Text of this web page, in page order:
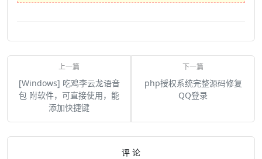
[Windows] 吃鸡李云龙语音
包 附软件，可直接使用，能
添加快捷键
php授权系统完整源码修复
QQ登录
评 论